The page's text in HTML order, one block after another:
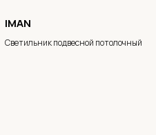
IMAN
Светильник подвесной потолочный